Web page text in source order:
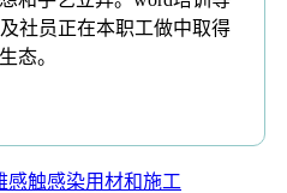
社员正在本职工做中取得
态。
感触感染用材和施工